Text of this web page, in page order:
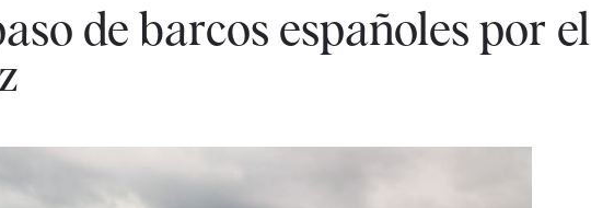
de barcos españoles por el